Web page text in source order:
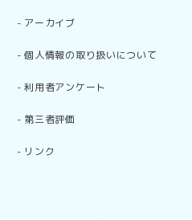
- アーカイブ
-個人情報の取り扱いについて
-利用者アンケート
- 第三者評価
- リンク